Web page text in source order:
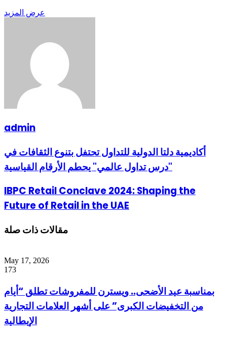
عرض المزيد
admin
أكاديمية دلتا الدولية للتداول تحتفل بتنوع الثقافات في
"درس تداول عالمي" يحطم الأرقام القياسية
IBPC Retail Conclave 2024: Shaping the
Future of Retail in the UAE
مقالات ذات صلة
May 17, 2026
173
بمناسبة عيد الأضحى.. ويسترن للمفروشات تطلق “أيام
من التخفيضات الكبرى” على أشهر العلامات التجارية
الإيطالية